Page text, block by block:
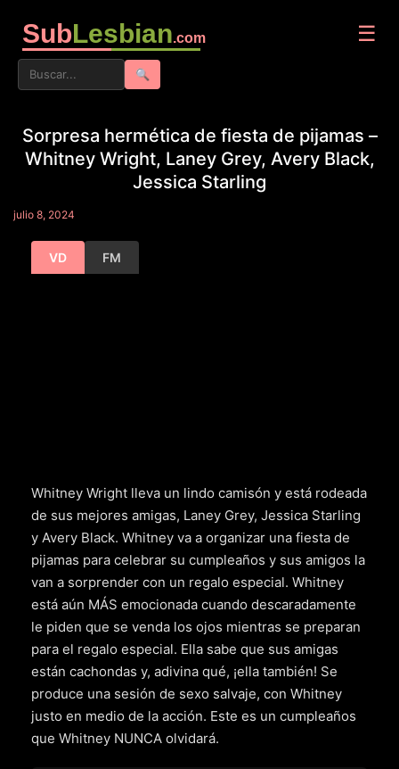
SubLesbian.com ☰
🔍
Sorpresa hermética de fiesta de pijamas –
Whitney Wright, Laney Grey, Avery Black,
Jessica Starling
julio 8, 2024
VD FM
Whitney Wright lleva un lindo camisón y está rodeada
de sus mejores amigas, Laney Grey, Jessica Starling
y Avery Black. Whitney va a organizar una fiesta de
pijamas para celebrar su cumpleaños y sus amigos la
van a sorprender con un regalo especial. Whitney
está aún MÁS emocionada cuando descaradamente
le piden que se venda los ojos mientras se preparan
para el regalo especial. Ella sabe que sus amigas
están cachondas y, adivina qué, ¡ella también! Se
produce una sesión de sexo salvaje, con Whitney
justo en medio de la acción. Este es un cumpleaños
que Whitney NUNCA olvidará.